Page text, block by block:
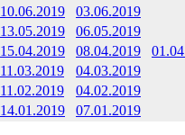
10.06.2019
03.06.2019
13.05.2019
06.05.2019
15.04.2019 08.04.2019
11.03.2019
04.03.2019
11.02.2019
04.02.2019
14.01.2019 07.01.2019